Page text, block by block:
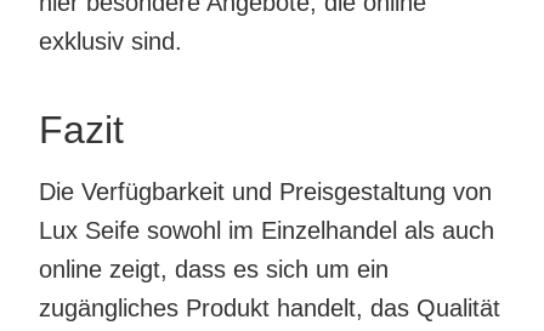
exklusiv sind.
Fazit
Die Verfügbarkeit und Preisgestaltung von
Lux Seife sowohl im Einzelhandel als auch
online zeigt, dass es sich um ein
zugängliches Produkt handelt, das Qualität